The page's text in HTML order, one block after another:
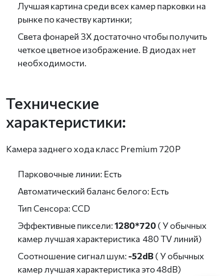
Лучшая картина среди всех камер парковки на
рынке по качеству картинки;
Света фонарей ЗХ достаточно чтобы получить
четкое цветное изображение. В диодах нет
необходимости.
Технические
характеристики:
Камера заднего хода класс Premium 720P
Парковочные линии: Есть
Автоматический баланс белого: Есть
Тип Сенсора: CCD
Эффективные пиксели:1280*720 ( У обычных
камер лучшая характеристика 480 TV линий)
Соотношение сигнал шум: -52dB ( У обычных
камер лучшая характеристика это 48dB)